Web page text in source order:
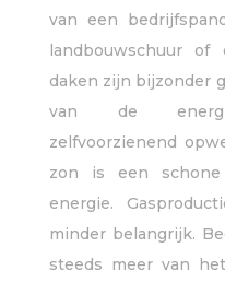
van een
landbouwschuur
daken zijn bijzonder
van de
zelfvoorzienend
zon is een
energie.
minder belangrijk.
steeds meer van